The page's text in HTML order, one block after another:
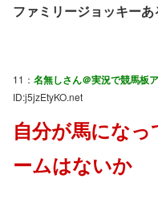
ファミリージョッキー
11： 名無しさん＠実況で競馬板
ID:j5jzEtyKO.net
自分が馬にな
ームはないか